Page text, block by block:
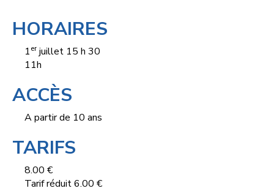
HORAIRES
1erjuillet 15 h 30
11h
ACCÈS
A partir de 10 ans
TARIFS
8.00 €
Tarif réduit 6.00 €